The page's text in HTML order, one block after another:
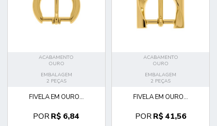
ACABAMENTO
OURO
EMBALAGEM
2 PEÇAS
FIVELA EM OURO...
PORR$ 6,84
ACABAMENTO
OURO
EMBALAGEM
2 PEÇAS
FIVELA EM OURO...
PORR$ 41,56